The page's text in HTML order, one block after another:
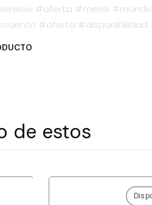
#oferta #messi
#oferta #disponibilidad
de estos